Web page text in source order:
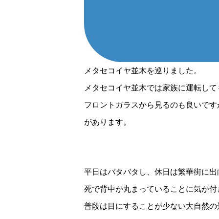
メタセコイヤ並木を巡りました。
メタセコイヤ並木では家族に運転し
フロントガラスから見るのも良いで
があります。
平日はバタバタし、休日は繁華街に
死で背中が丸まっていることに気が
普段は目にすることが少ない大自然